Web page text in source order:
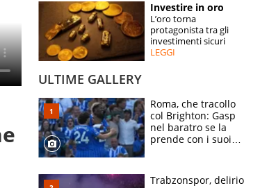
ESPERTI
CONTATTI
Investire in oro
L’oro torna
protagonista tra gli
investimenti sicuri
LEGGI
ULTIME GALLERY
Roma, che tracollo
col Brighton: Gasp
nel baratro se la
prende con i suoi
Trabzonspor, delirio